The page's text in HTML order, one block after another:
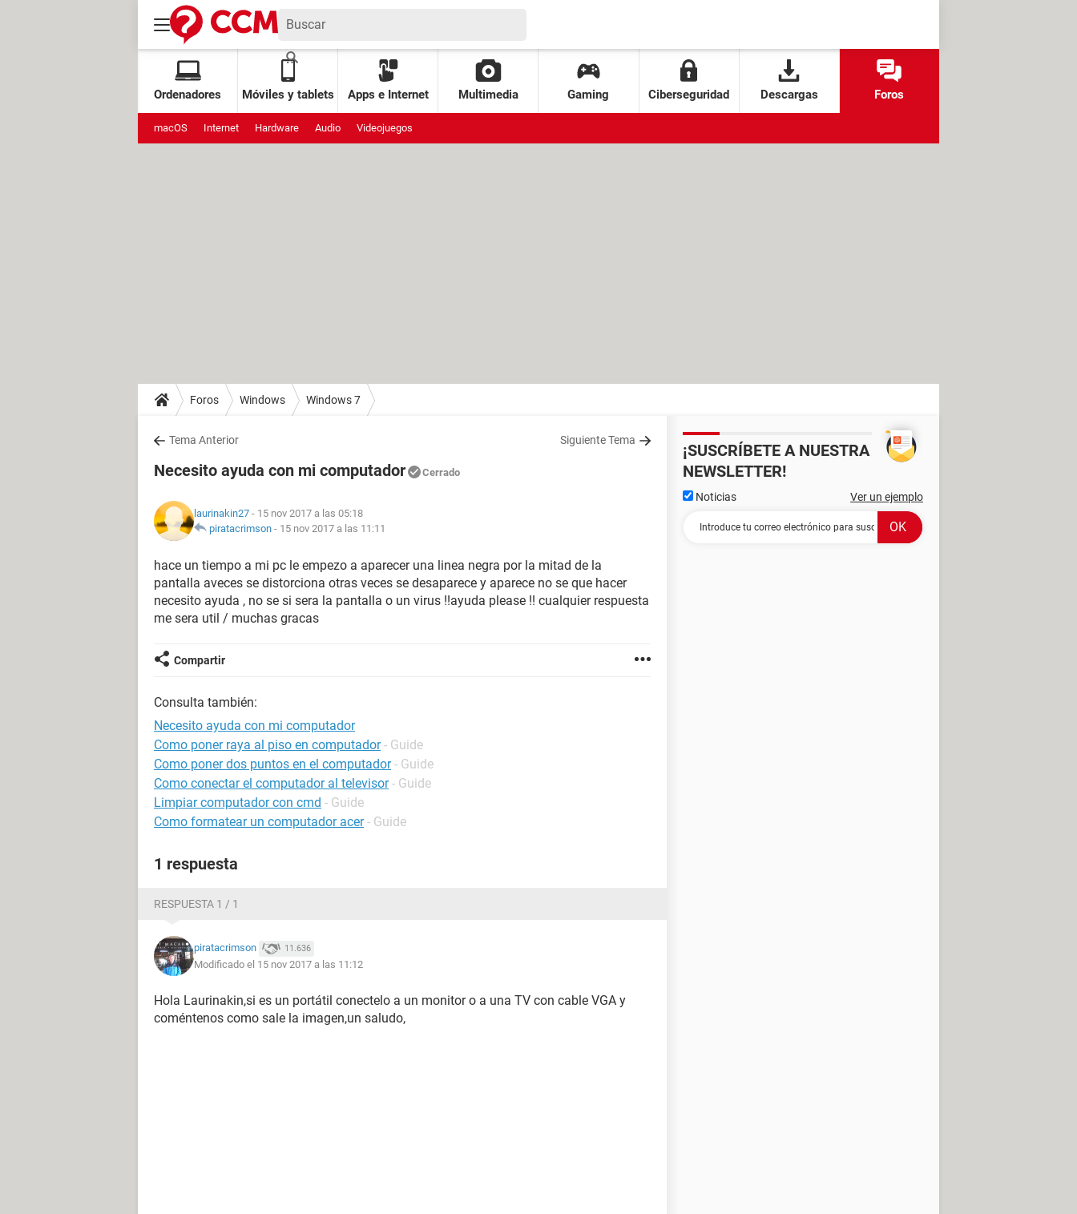
Ordenadores Móviles y tablets Apps e Internet Multimedia Gaming Ciberseguridad Descargas Foros
macOS Internet Hardware Audio Videojuegos
Foros Windows Windows 7
Tema Anterior Siguiente Tema
Necesito ayuda con mi computador Cerrado
laurinakin27 - 15 nov 2017 a las 05:18
piratacrimson - 15 nov 2017 a las 11:11
hace un tiempo a mi pc le empezo a aparecer una linea negra por la mitad de la
pantalla aveces se distorciona otras veces se desaparece y aparece no se que hacer
necesito ayuda , no se si sera la pantalla o un virus !!ayuda please !! cualquier respuesta
me sera util / muchas gracas
Compartir
Consulta también:
Necesito ayuda con mi computador
Como poner raya al piso en computador - Guide
Como poner dos puntos en el computador - Guide
Como conectar el computador al televisor - Guide
Limpiar computador con cmd - Guide
Como formatear un computador acer - Guide
1 respuesta
RESPUESTA 1 / 1
piratacrimson 11.636
Modificado el 15 nov 2017 a las 11:12
Hola Laurinakin,si es un portátil conectelo a un monitor o a una TV con cable VGA y
coméntenos como sale la imagen,un saludo,
¡SUSCRÍBETE A NUESTRA
NEWSLETTER!
Noticias Ver un ejemplo